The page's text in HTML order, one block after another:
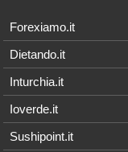
Forexiamo.it
Dietando.it
Inturchia.it
Ioverde.it
Sushipoint.it